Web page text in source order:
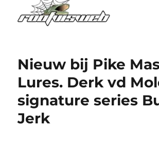
Nieuw bij Pike
Lures. Derk vd
signature series
Jerk